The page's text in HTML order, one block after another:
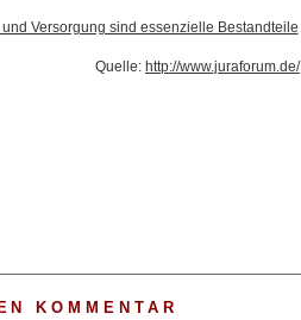
Versorgung sind essenzielle Bestandteile
Quelle: http://www.juraforum.de/
KOMMENTAR